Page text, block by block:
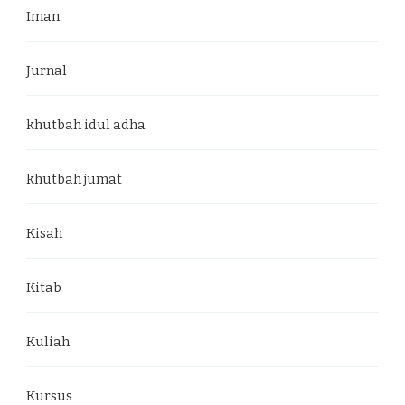
Iman
Jurnal
khutbah idul adha
khutbah jumat
Kisah
Kitab
Kuliah
Kursus